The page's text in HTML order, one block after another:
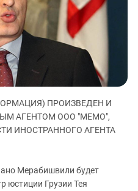
ЗА ПАЛЕСТИНУ
В ЧЕЧНЕ
АКТИВИСТОВ
И ПРОТЕСТЫ
ПРОИЗВЕДЕН И
АГЕНТОМ ООО "МЕМО",
ИНОСТРАННОГО АГЕНТА
Мерабишвили будет
юстиции Грузии Тея